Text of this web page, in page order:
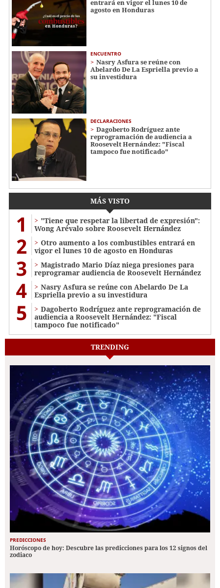
entrará en vigor el lunes 10 de
agosto en Honduras
ENCUENTRO
Nasry Asfura se reúne con
Abelardo De La Espriella previo a
su investidura
DECLARACIONES
Dagoberto Rodríguez ante
reprogramación de audiencia a
Roosevelt Hernández: "Fiscal
tampoco fue notificado"
MÁS VISTO
1
"Tiene que respetar la libertad de expresión":
Wong Arévalo sobre Roosevelt Hernández
2
Otro aumento a los combustibles entrará en
vigor el lunes 10 de agosto en Honduras
3
Magistrado Mario Díaz niega presiones para
reprogramar audiencia de Roosevelt Hernández
4
Nasry Asfura se reúne con Abelardo De La
Espriella previo a su investidura
5
Dagoberto Rodríguez ante reprogramación de
audiencia a Roosevelt Hernández: "Fiscal
tampoco fue notificado"
TRENDING
PREDICCIONES
Horóscopo de hoy: Descubre las predicciones para los 12 signos del
zodiaco